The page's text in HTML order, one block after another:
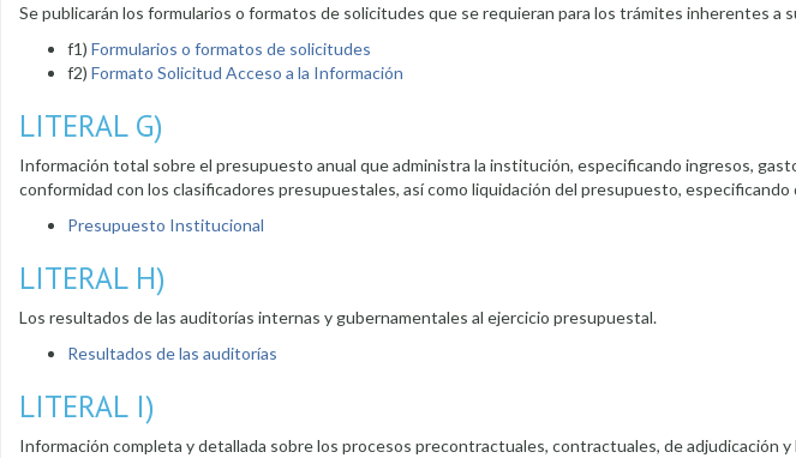
Se publicarán los formularios o formatos de solicitudes que se requieran para los trámites inherentes a
f1) Formularios o formatos de solicitudes
f2) Formato Solicitud Acceso a la Información
LITERAL G)
Información total sobre el presupuesto anual que administra la institución, especificando ingresos,
conformidad con los clasificadores presupuestales, así como liquidación del presupuesto,
Presupuesto Institucional
LITERAL H)
Los resultados de las auditorías internas y gubernamentales al ejercicio presupuestal.
Resultados de las auditorías
LITERAL I)
Información completa y detallada sobre los procesos precontractuales, contractuales, de adjudicación